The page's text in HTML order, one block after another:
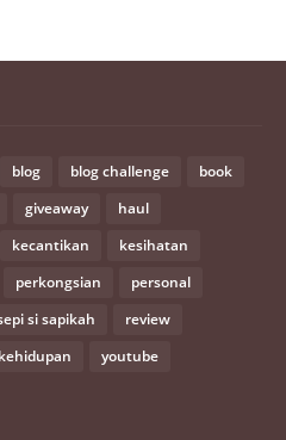
blog blog challenge
book
giveaway
haul
kecantikan
kesihatan
perkongsian
personal
si sapikah
review
youtube